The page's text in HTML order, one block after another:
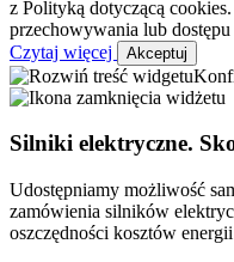
z Polityką dotyczącą
przechowywania lub
Czytaj więcej
Akceptuj
Silniki elektryczne.
Udostępniamy możliwość
zamówienia silników
oszczędności kosztów energii